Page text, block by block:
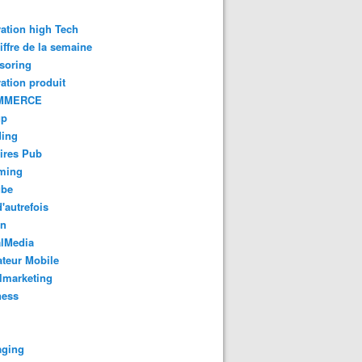
high Tech
de la semaine
produit
Pub
Mobile